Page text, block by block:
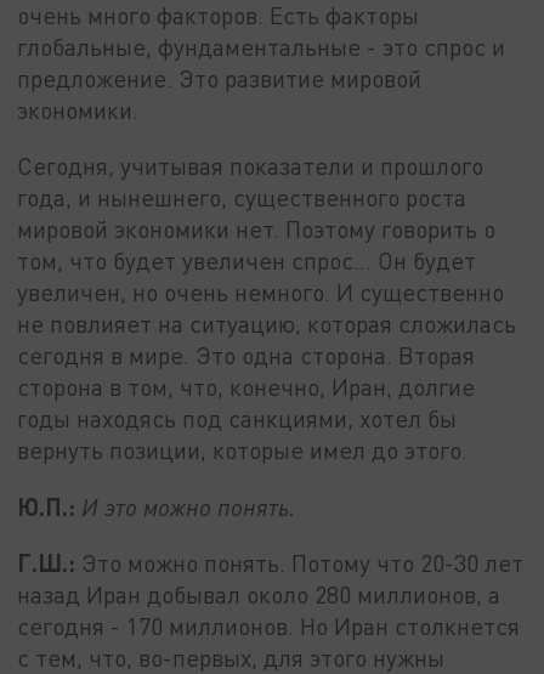
очень много факторов. Есть факторы
глобальные, фундаментальные - это спрос и
предложение. Это развитие мировой
экономики.
Сегодня, учитывая показатели и прошлого
года, и нынешнего, существенного роста
мировой экономики нет. Поэтому говорить о
том, что будет увеличен спрос… Он будет
увеличен, но очень немного. И существенно
не повлияет на ситуацию, которая сложилась
сегодня в мире. Это одна сторона. Вторая
сторона в том, что, конечно, Иран, долгие
годы находясь под санкциями, хотел бы
вернуть позиции, которые имел до этого.
Ю.П.: И это можно понять.
Г.Ш.: Это можно понять. Потому что 20-30 лет
назад Иран добывал около 280 миллионов, а
сегодня - 170 миллионов. Но Иран столкнется
с тем, что, во-первых, для этого нужны